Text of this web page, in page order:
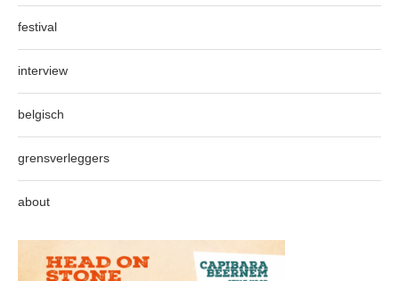
festival
interview
belgisch
grensverleggers
about